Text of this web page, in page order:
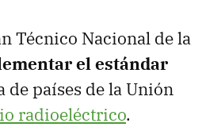
Técnico Nacional de la
el estándar
de países de la Unión
radioeléctrico.